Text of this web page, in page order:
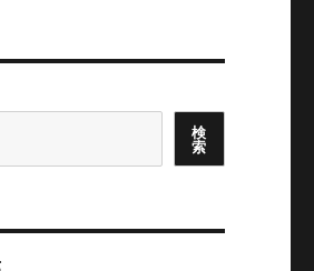
検
索